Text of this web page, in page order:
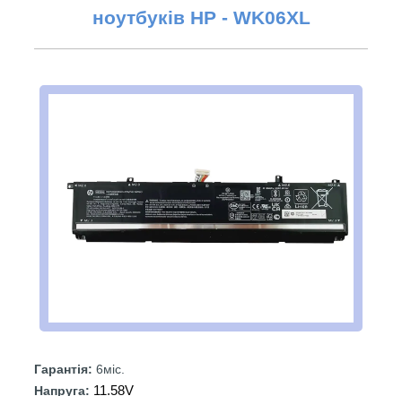
ноутбуків НР - WK06XL
Гарантія: 6міс.
Напруга: 11.58V